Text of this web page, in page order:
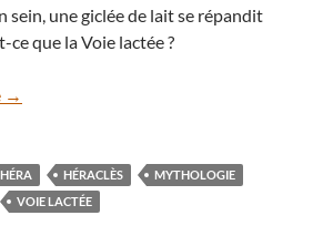
sein, une giclée de lait se répandit
ce que la Voie lactée ?
Des milliards d’étoiles
→
HÉRA HÉRACLÈS
MYTHOLOGIE
VOIE LACTÉE